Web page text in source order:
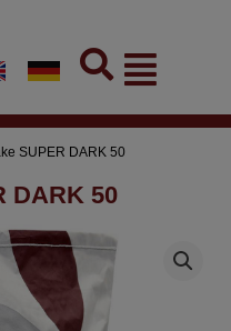
Flyout
Menu
SUPER DARK 50
DARK 50